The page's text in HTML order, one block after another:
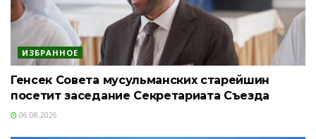
ИЗБРАННОЕ
Генсек Совета мусульманских старейшин
посетит заседание Секретариата Съезда
06.08.2026